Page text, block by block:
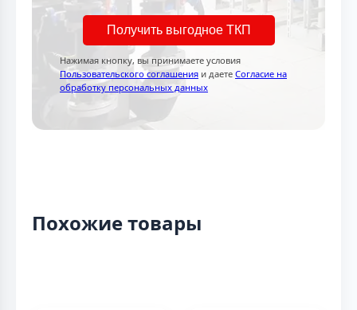
Получить выгодное ТКП
Нажимая кнопку, вы принимаете условия
Пользовательского соглашения и даете Согласие на
обработку персональных данных
Похожие товары